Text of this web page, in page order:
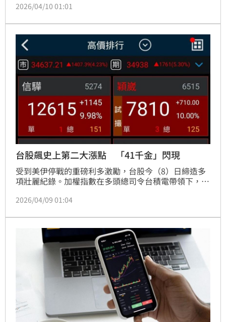
威近5日大漲54.82%、股價衝上1220元，位速則近6日
2026/04/10 01:01
台股飆史上第二大漲點 「41千金」閃現
受到美伊停戰的重磅利多激勵，台股今（8）日締造多
項壯麗紀錄。加權指數在多頭總司令台積電帶領下，狂
「41檔千金股」，PCB大廠金像電（2368）一度漲停
股也仍首度寫下「40千金」的里程碑。
2026/04/09 01:04